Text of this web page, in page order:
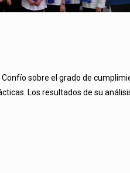
sobre el grado de
Los resultados de su